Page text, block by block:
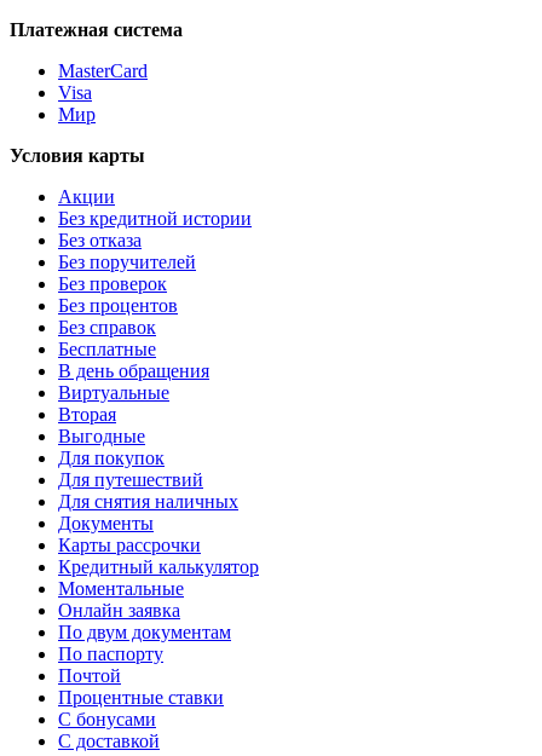
Платежная система
MasterCard
Visa
Мир
Условия карты
Акции
Без кредитной истории
Без отказа
Без поручителей
Без проверок
Без процентов
Без справок
Бесплатные
В день обращения
Виртуальные
Вторая
Выгодные
Для покупок
Для путешествий
Для снятия наличных
Документы
Карты рассрочки
Кредитный калькулятор
Моментальные
Онлайн заявка
По двум документам
По паспорту
Почтой
Процентные ставки
С бонусами
С доставкой